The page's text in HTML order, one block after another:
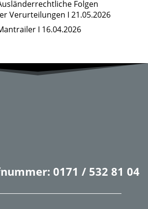
Folgen
Verurteilungen I 21.05.2026
I 16.04.2026
0171 / 532 81 04